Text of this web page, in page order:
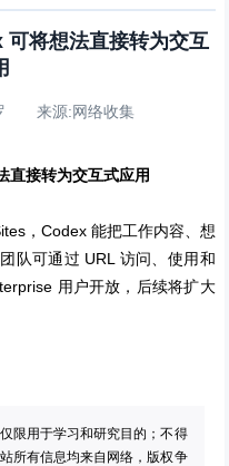
将想法直接转为交互
来源:网络收集
接转为交互式应用
，Codex 能把工作内容、想
队可通过 URL 访问、使用和
用户开放，后续将扩大
限用于学习和研究目的；不得
所有信息均来自网络，版权争